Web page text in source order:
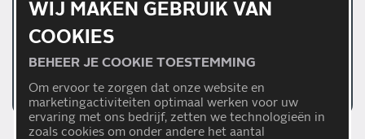
WAAROM EEN JUISTE
AFSTELLING VAN
RIJHULPSYSTEMEN
Lees meer
WIJ MAKEN GEBRUIK VAN
COOKIES
BEHEER JE COOKIE TOESTEMMING
Om ervoor te zorgen dat onze website en
marketingactiviteiten optimaal werken voor uw
ervaring met ons bedrijf, zetten we technologieën in
zoals cookies om onder andere het aantal